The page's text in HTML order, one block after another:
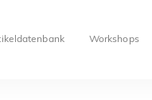
Workshops